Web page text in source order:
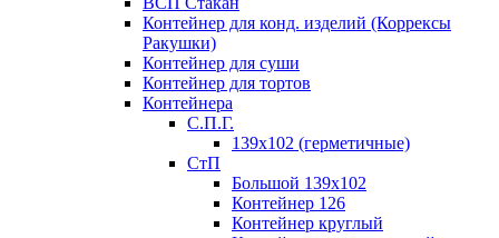
Контейнер для конд. изделий (Коррексы
Ракушки)
Контейнер для суши
Контейнер для тортов
Контейнера
С.П.Г.
139х102 (герметичные)
СтП
Большой 139х102
Контейнер 126
Контейнер круглый